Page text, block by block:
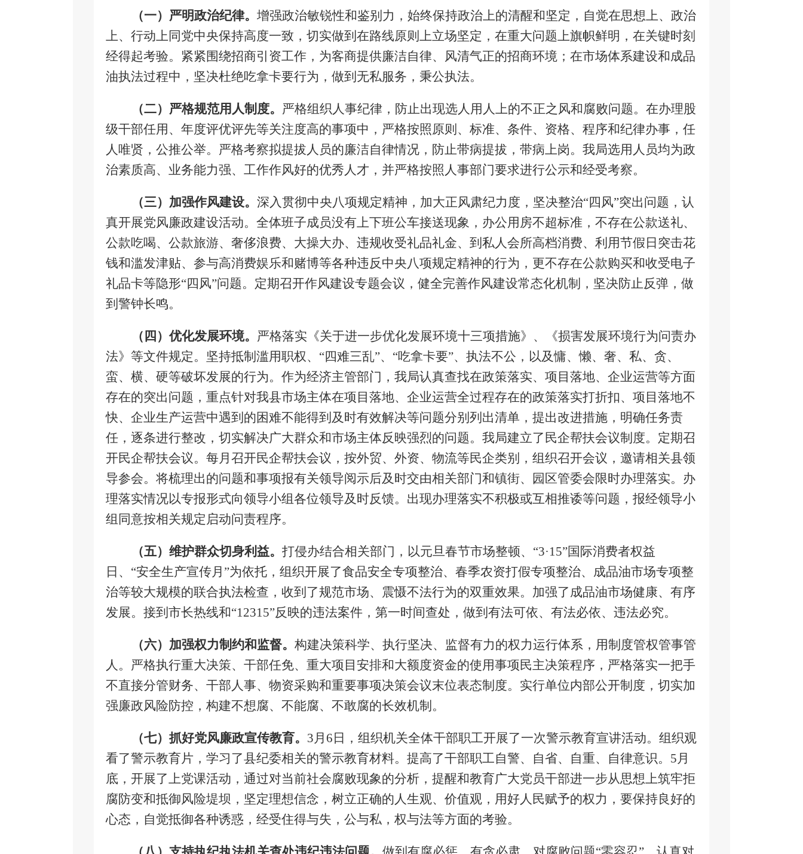
（一）严明政治纪律。 增强政治敏锐性和鉴别力，始终保持政治上的清醒和坚定，自觉在思想上、政治
上、行动上同党中央保持高度一致，切实做到在路线原则上立场坚定，在重大问题上旗帜鲜明，在关键时刻
经得起考验。紧紧围绕招商引资工作，为客商提供廉洁自律、风清气正的招商环境；在市场体系建设和成品
油执法过程中，坚决杜绝吃拿卡要行为，做到无私服务，秉公执法。
（二）严格规范用人制度。 严格组织人事纪律，防止出现选人用人上的不正之风和腐败问题。在办理股
级干部任用、年度评优评先等关注度高的事项中，严格按照原则、标准、条件、资格、程序和纪律办事，任
人唯贤，公推公举。严格考察拟提拔人员的廉洁自律情况，防止带病提拔，带病上岗。我局选用人员均为政
治素质高、业务能力强、工作作风好的优秀人才，并严格按照人事部门要求进行公示和经受考察。
（三）加强作风建设。 深入贯彻中央八项规定精神，加大正风肃纪力度，坚决整治“四风”突出问题，认
真开展党风廉政建设活动。全体班子成员没有上下班公车接送现象，办公用房不超标准，不存在公款送礼、
公款吃喝、公款旅游、奢侈浪费、大操大办、违规收受礼品礼金、到私人会所高档消费、利用节假日突击花
钱和滥发津贴、参与高消费娱乐和赌博等各种违反中央八项规定精神的行为，更不存在公款购买和收受电子
礼品卡等隐形“四风”问题。定期召开作风建设专题会议，健全完善作风建设常态化机制，坚决防止反弹，做
到警钟长鸣。
（四）优化发展环境。 严格落实《关于进一步优化发展环境十三项措施》、《损害发展环境行为问责办
法》等文件规定。坚持抵制滥用职权、“四难三乱”、“吃拿卡要”、执法不公，以及慵、懒、奢、私、贪、
蛮、横、硬等破坏发展的行为。作为经济主管部门，我局认真查找在政策落实、项目落地、企业运营等方面
存在的突出问题，重点针对我县市场主体在项目落地、企业运营全过程存在的政策落实打折扣、项目落地不
快、企业生产运营中遇到的困难不能得到及时有效解决等问题分别列出清单，提出改进措施，明确任务责
任，逐条进行整改，切实解决广大群众和市场主体反映强烈的问题。我局建立了民企帮扶会议制度。定期召
开民企帮扶会议。每月召开民企帮扶会议，按外贸、外资、物流等民企类别，组织召开会议，邀请相关县领
导参会。将梳理出的问题和事项报有关领导阅示后及时交由相关部门和镇街、园区管委会限时办理落实。办
理落实情况以专报形式向领导小组各位领导及时反馈。出现办理落实不积极或互相推诿等问题，报经领导小
组同意按相关规定启动问责程序。
（五）维护群众切身利益。 打侵办结合相关部门，以元旦春节市场整顿、“3·15”国际消费者权益
日、“安全生产宣传月”为依托，组织开展了食品安全专项整治、春季农资打假专项整治、成品油市场专项整
治等较大规模的联合执法检查，收到了规范市场、震慑不法行为的双重效果。加强了成品油市场健康、有序
发展。接到市长热线和“12315”反映的违法案件，第一时间查处，做到有法可依、有法必依、违法必究。
（六）加强权力制约和监督。 构建决策科学、执行坚决、监督有力的权力运行体系，用制度管权管事管
人。严格执行重大决策、干部任免、重大项目安排和大额度资金的使用事项民主决策程序，严格落实一把手
不直接分管财务、干部人事、物资采购和重要事项决策会议末位表态制度。实行单位内部公开制度，切实加
强廉政风险防控，构建不想腐、不能腐、不敢腐的长效机制。
（七）抓好党风廉政宣传教育。 3月 6 日，组织机关全体干部职工开展了一次警示教育宣讲活动。组织观
看了警示教育片，学习了县纪委相关的警示教育材料。提高了干部职工自警、自省、自重、自律意识。 5月
底，开展了上党课活动， 通过对当前社会腐败现象的分析，提醒和教育广大党员干部进一步从思想上筑牢拒
腐防变和抵御风险堤坝，坚定理想信念，树立正确的人生观、价值观，用好人民赋予的权力，要保持良好的
心态，自觉抵御各种诱惑，经受住得与失，公与私，权与法等方面的考验。